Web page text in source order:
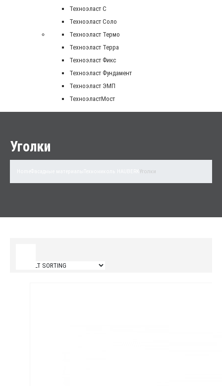
Техноэласт С
Техноэласт Соло
Техноэласт Термо
Техноэласт Терра
Техноэласт Фикс
Техноэласт Фундамент
Техноэласт ЭМП
ТехноэластМост
Уголки
Уголки